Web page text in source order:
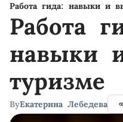
Работа гида: навыки и
Работа
навыки
туризме
ByЕкатерина Лебедева